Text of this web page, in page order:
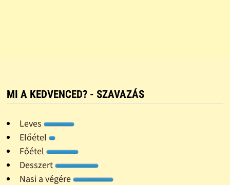
MI A KEDVENCED? - SZAVAZÁS
Leves
Előétel
Főétel
Desszert
Nasi a végére